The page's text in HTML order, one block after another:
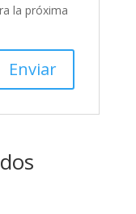
la próxima